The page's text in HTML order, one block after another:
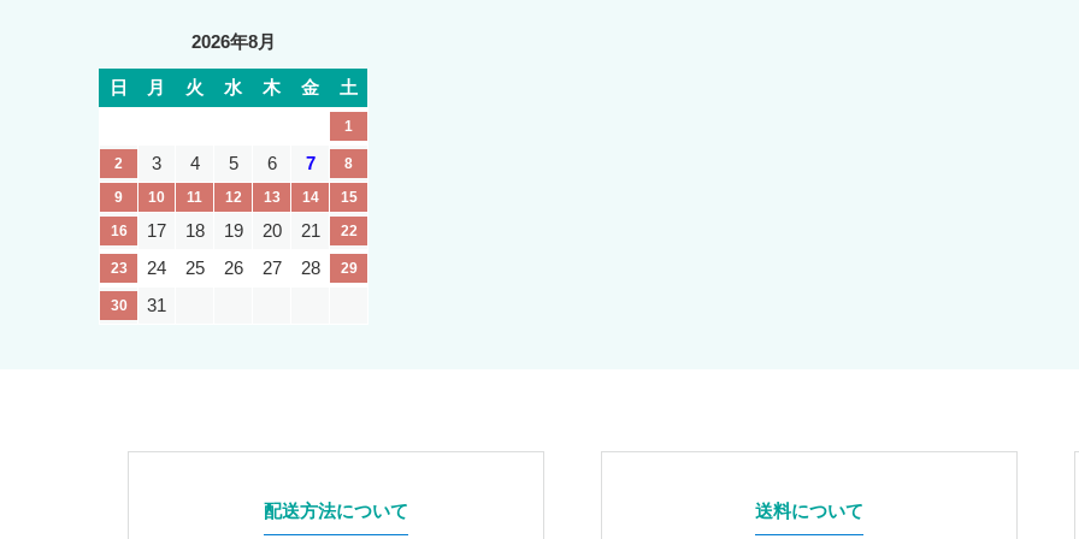
2026年8月
日 月 火 水 木 金 土
1
2 3 4 5 6 7
8
9
10 11 12 13 14
15
16
17 18 19 20 21 22
23 24 25 26 27 28 29
30 31
配送方法について 送料について